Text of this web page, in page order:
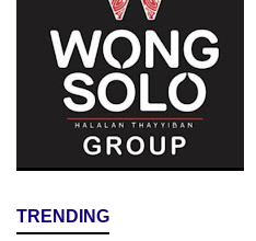
TRENDING